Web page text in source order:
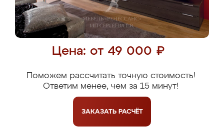
Цена: от 49 000 ₽
Поможем рассчитать точную стоимость!
Ответим менее, чем за 15 минут!
ЗАКАЗАТЬ РАСЧЁТ